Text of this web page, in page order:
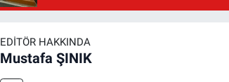
EDITÖR HAKKINDA
Mustafa ŞINIK